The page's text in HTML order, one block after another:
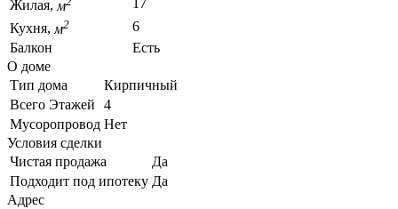
Жилая, м
17
Кухня, м2
6
Балкон
Есть
О доме
Тип дома
Кирпичный
Всего Этажей
4
Мусоропровод Нет
Условия сделки
Чистая продажа
Да
Подходит под ипотеку Да
Адрес